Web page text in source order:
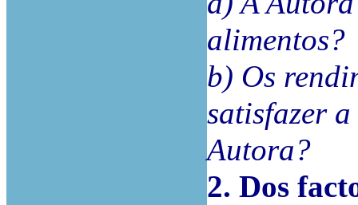
alimentos?
b) Os
satisfazer
Autora?
2. Dos